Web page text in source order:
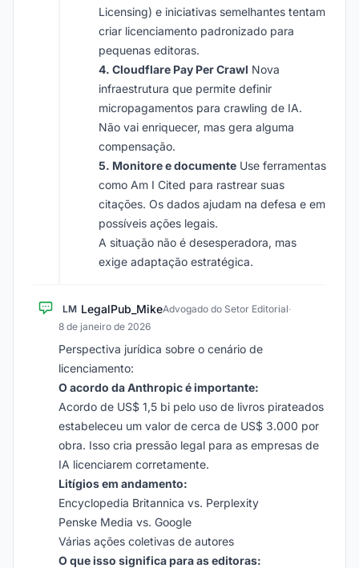
Licensing) e iniciativas semelhantes tentam
criar licenciamento padronizado para
pequenas editoras.
4. Cloudflare Pay Per Crawl Nova
infraestrutura que permite definir
micropagamentos para crawling de IA.
Não vai enriquecer, mas gera alguma
compensação.
5. Monitore e documente Use ferramentas
como Am I Cited para rastrear suas
citações. Os dados ajudam na defesa e em
possíveis ações legais.
A situação não é desesperadora, mas
exige adaptação estratégica.
LM LegalPub_MikeAdvogado do Setor Editorial·
8 de janeiro de 2026
Perspectiva jurídica sobre o cenário de
licenciamento:
O acordo da Anthropic é importante:
Acordo de US$ 1,5 bi pelo uso de livros pirateados
estabeleceu um valor de cerca de US$ 3.000 por
obra. Isso cria pressão legal para as empresas de
IA licenciarem corretamente.
Litígios em andamento:
Encyclopedia Britannica vs. Perplexity
Penske Media vs. Google
Várias ações coletivas de autores
O que isso significa para as editoras: